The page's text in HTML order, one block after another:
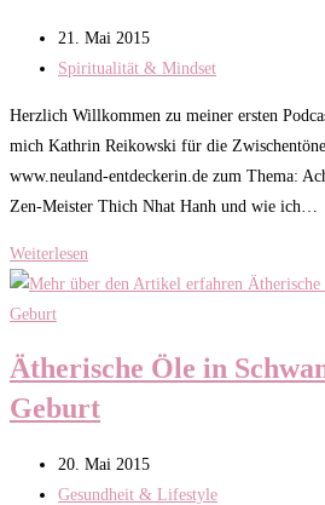
Beitrag
veröffentlicht:
21. Mai 2015
Beitrags-
Spiritualität & Mindset
Herzlich Willkommen zu meiner ersten
mich Kathrin Reikowski für die
www.neuland-entdeckerin.de zum Thema:
Zen-Meister Thich Nhat Hanh und wie ich…
Weiterlesen
Folge
Ätherische Öle in
Geburt
Beitrag
veröffentlicht:
20. Mai 2015
Beitrags-
Gesundheit & Lifestyle